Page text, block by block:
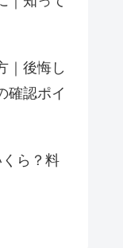
｜後悔し
確認ポイ
ら？料